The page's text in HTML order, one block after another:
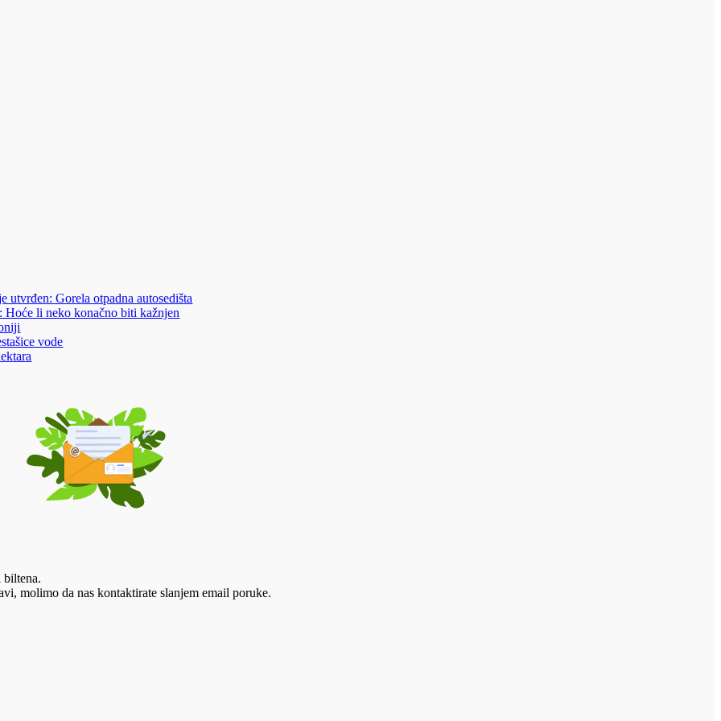
Gorela otpadna autosedišta
Hoće li neko konačno biti kažnjen
vode
biltena.
molimo da nas kontaktirate slanjem email poruke.